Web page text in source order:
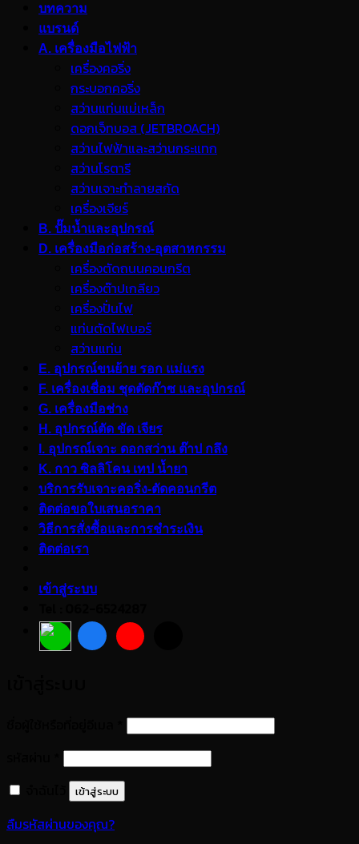
บทความ
แบรนด์
A. เครื่องมือไฟฟ้า
เครื่องคอริ่ง
กระบอกคอริ่ง
สว่านแท่นแม่เหล็ก
ดอกเจ็ทบอส (JETBROACH)
สว่านไฟฟ้าและสว่านกระแทก
สว่านโรตารี
สว่านเจาะทำลายสกัด
เครื่องเจียร์
B. ปั๊มน้ำและอุปกรณ์
D. เครื่องมือก่อสร้าง-อุตสาหกรรม
เครื่องตัดถนนคอนกรีต
เครื่องต๊าปเกลียว
เครื่องปั่นไฟ
แท่นตัดไฟเบอร์
สว่านแท่น
E. อุปกรณ์ขนย้าย รอก แม่แรง
F. เครื่องเชื่อม ชุดตัดก๊าซ และอุปกรณ์
G. เครื่องมือช่าง
H. อุปกรณ์ตัด ขัด เจียร
I. อุปกรณ์เจาะ ดอกสว่าน ต๊าป กลึง
K. กาว ซิลลิโคน เทป น้ำยา
บริการรับเจาะคอริ่ง-ตัดคอนกรีต
ติดต่อขอใบเสนอราคา
วิธีการสั่งซื้อและการชำระเงิน
ติดต่อเรา
เข้าสู่ระบบ
ต้องการ
ต้องการ
เข้าสู่ระบบ
ลืมรหัสผ่านของคุณ?